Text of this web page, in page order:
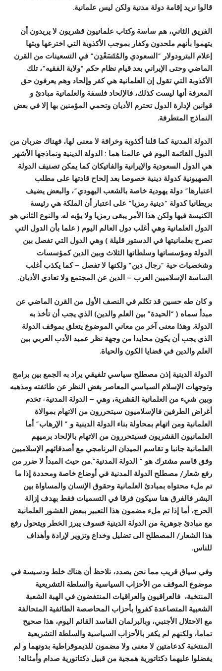
قالوا نريد إقامة دولة مدنية ولكن ليس علمانية.
الفريق الثاني، هم ساسة وكتاب علمانيون قشريون لا يريدون أن
يتهموا بأنهم ملحدون وكفار بموجب الأكذوبة التي اخترعها وبثها
إعلام البترودولار “السعودي والمُتَسَعْدِن” في التسعينات من القرن
الماضي وحتى الإيراني بعد قيام نظام حكم “ولاية الفقيه”، تلك
الأكذوبة التي تقول إن العلمانية هي كفر وإلحاد وهم يعرفون حق
المعرفة أنها ليست كذلك، فالإلحاد فلسفة والعلمانية مبادئ و
قوانين لإدارة الدول تحترم الأديان وتحمي المؤمنين بها إلا في بعض
النماذج المتطرفة.
الدولة المدنية كما قلنا أكذوبة وخرافة لا معنى لها، فهناك ضربان من
الدول القائمة اليوم في عالمنا هما : الدولة الدينية ونماذجها الأشهر
هي الدول السعودية والإيرانية والفاتيكان كما يمكن تصنيف الدولة
الصهيونية كدولة دينية خصوصا بعد إلحاح قادتها على مطلب
اعتبارها” دولة يهودية خاصة بالشعب اليهودي”، والبعض يضيف
بريطانيا كدولة “دينية رمزيا” على اعتبار أن الملكة هي رئيسة
الكنيسة فيها ولكن هذا الأمر يبقى رمزيا ولا يؤبه له. والنوع الثاني هو
الدول العلمانية وهي أغلب دول العالم اليوم ( علما بأن الدول التي
تصرح بعلمانيتها في الدستور قليلة ) وهي الدول التي تفصل بين
الدولة ومؤسساتها وسلطاتها الثلاث وبين الدين كمؤسسات
وشخصيات حية “رجال دين” ولكنها لا تفصل – كما يكذب أغلب
الساسة الإسلاميين العرب – الدين عن المجتمع ولا تعادي الأديان.
و كان طه حسين قد تكلم في النصف الأول من القرن الماضي عن
مبدأ سماه ( “الحيدة” بين العلم والدين) الذي يجب أن تأخذ به
الدولة. وهذا معنى آخر من معاني الموضوع يتعلق بموقف الدولة
الذي يجب أن يكون محايدا من وجهة نظر عميد الأدب العربي بين
العلم والدين في قضايا الكون والحياة.
الدولة الدينية إذن مصطلح سياسي تلفيقي يراد به الجمع بين برامج
وتوجهات الإسلام السياسي المعاصر بغض النظر عن طائفته ومذهبه
وبين شيء من العلمانية القشرية، وهي – الدولة المدنية- تخدم
أغراض الطرفين فالإسلاميون سيتحررون من الاتهام بموالاة
العلمانية ومن اتهام بمحاولة بناء الدولة الدينية و ” الإرهاب” أما
العلمانيون القشريون فسيتحررون من الاتهام بالإلحاد برميهم
العلمانية جانبا و تقاسم الميدان البرنامجي مع أصدقائهم الإسلاميين
وفق قاسم مشترك هو ” الدولة المدنية”.من حيث المبدأ لا ضرر من
رفع شعار/ مصطلح الدولة المدنية في أوضاع خاصة ومحددة إذا ما
تم ملء محتواه بمبادئ العلمانية وحقوق الإنسان والمساواة بين
البشر فالفرق هنا سيكون فرقا في التسميات فقط بهدف إزالة
الحرج، أما إذا تم ملء مضمون هذا التعبير ببعض القشور العلمانية
مع مبادئ جوهرية من الدولة الدينية فسوف يبرز الخطر ويتحول رفع
هذا الشعار/ المصطلح الى تضليل وخداع وتزوير لإرادة وأهداف
للناس.
وفي سياق قريب مما نحن بصدد، نلاحظ أن هناك خلط ودسيسة في
موضوع الموقف من الأحزاب السياسية والسلطة التشريعية
المنتخبة، فالعراقيون والعراقيات المنتفضون في الهبة الشعبة
الشعبية المتصاعدة كفروا بأحزاب المحاصصة الطائفية المتحالفة
مع الاحتلال الأجنبي، وبالبرلمان الفاسد القائم اليوم، هذا صحيح
تماما، ولكنهم لم يكفر بالأحزاب السياسية والسلطة التشريعية
المنتخبة كدعامتين لا معنى ولا مضمون للديموقراطية بدونهما و لم
يفضلوا عليهما دكتاتورية همجية من قبيل دكتاتورية صدام وأمثاله!